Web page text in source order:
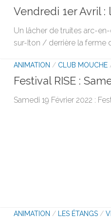
Vendredi 1er Avril
Un lâcher de truites arc-
sur-Iton / derrière la ferme
ANIMATION / CLUB MOUCHE
Festival RISE :
Samedi 19 Février 2022 :
ANIMATION / LES ÉTANGS /